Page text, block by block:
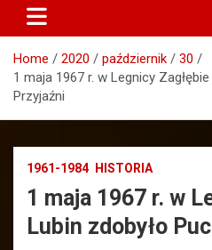
Home 2020 październik
30
1 maja 1967 r. w Legnicy
Przyjaźni
1961-1984 HISTORIA
1 maja 1967 r. w
Lubin zdobyło